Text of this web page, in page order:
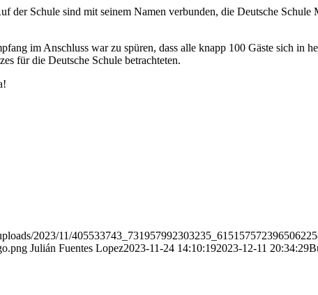
der Schule sind mit seinem Namen verbunden, die Deutsche
im Anschluss war zu spüren, dass alle knapp 100 Gäste sich
für die Deutsche Schule betrachteten.
2023/11/
Julián Fuentes Lopez2023-11-24 14:10:192023-12-11 20:34:29